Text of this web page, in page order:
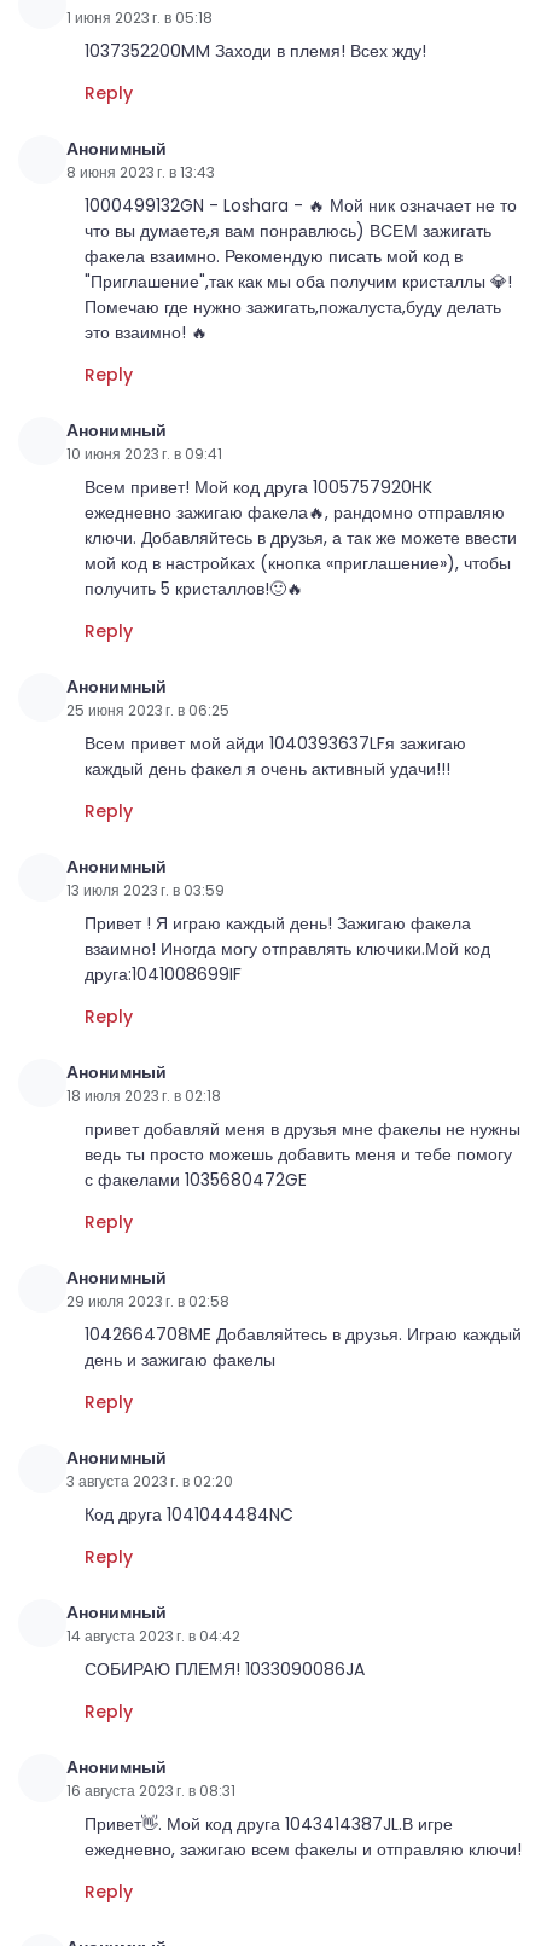
1 июня 2023 г. в 05:18
1037352200MM Заходи в племя! Всех жду!
Reply
Анонимный
8 июня 2023 г. в 13:43
1000499132GN - Loshara - 🔥 Мой ник означает не то
что вы думаете,я вам понравлюсь) ВСЕМ зажигать
факела взаимно. Рекомендую писать мой код в
"Приглашение",так как мы оба получим кристаллы 💎!
Помечаю где нужно зажигать,пожалуста,буду делать
это взаимно! 🔥
Reply
Анонимный
10 июня 2023 г. в 09:41
Всем привет! Мой код друга 1005757920HK
ежедневно зажигаю факела🔥, рандомно отправляю
ключи. Добавляйтесь в друзья, а так же можете ввести
мой код в настройках (кнопка «приглашение»), чтобы
получить 5 кристаллов!🙂🔥
Reply
Анонимный
25 июня 2023 г. в 06:25
Всем привет мой айди 1040393637LFя зажигаю
каждый день факел я очень активный удачи!!!
Reply
Анонимный
13 июля 2023 г. в 03:59
Привет ! Я играю каждый день! Зажигаю факела
взаимно! Иногда могу отправлять ключики.Мой код
друга:1041008699IF
Reply
Анонимный
18 июля 2023 г. в 02:18
привет добавляй меня в друзья мне факелы не нужны
ведь ты просто можешь добавить меня и тебе помогу
с факелами 1035680472GE
Reply
Анонимный
29 июля 2023 г. в 02:58
1042664708ME Добавляйтесь в друзья. Играю каждый
день и зажигаю факелы
Reply
Анонимный
3 августа 2023 г. в 02:20
Код друга 1041044484NC
Reply
Анонимный
14 августа 2023 г. в 04:42
СОБИРАЮ ПЛЕМЯ! 1033090086JA
Reply
Анонимный
16 августа 2023 г. в 08:31
Привет👋. Мой код друга 1043414387JL.В игре
ежедневно, зажигаю всем факелы и отправляю ключи!
Reply